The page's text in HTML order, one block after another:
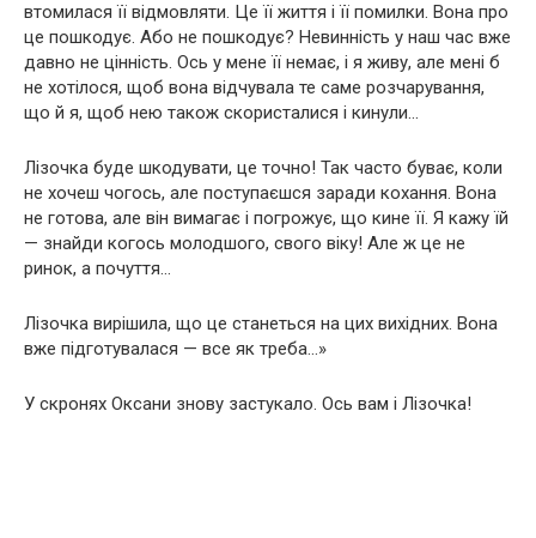
втомилася її відмовляти. Це її життя і її помилки. Вона про
це пошкодує. Або не пошкодує? Невинність у наш час вже
давно не цінність. Ось у мене її немає, і я живу, але мені б
не хотілося, щоб вона відчувала те саме розчарування,
що й я, щоб нею також скористалися і кинули…
Лізочка буде шкодувати, це точно! Так часто буває, коли
не хочеш чогось, але поступаєшся заради кохання. Вона
не готова, але він вимагає і погрожує, що кине її. Я кажу їй
— знайди когось молодшого, свого віку! Але ж це не
ринок, а почуття…
Лізочка вирішила, що це станеться на цих вихідних. Вона
вже підготувалася — все як треба…»
У скронях Оксани знову застукало. Ось вам і Лізочка!